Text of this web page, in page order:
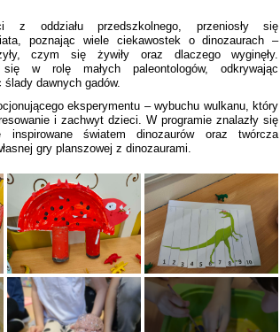
z oddziału przedszkolnego, przeniosły się
poznając wiele ciekawostek o dinozaurach –
czym się żywiły oraz dlaczego wyginęły.
się w rolę małych paleontologów, odkrywając
ślady dawnych gadów.
eksperymentu – wybuchu wulkanu, który
i zachwyt dzieci. W programie znalazły się
inspirowane światem dinozaurów oraz twórcza
gry planszowej z dinozaurami.